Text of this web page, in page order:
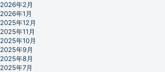
2026年2月
2026年1月
2025年12月
2025年11月
2025年10月
2025年9月
2025年8月
2025年7月